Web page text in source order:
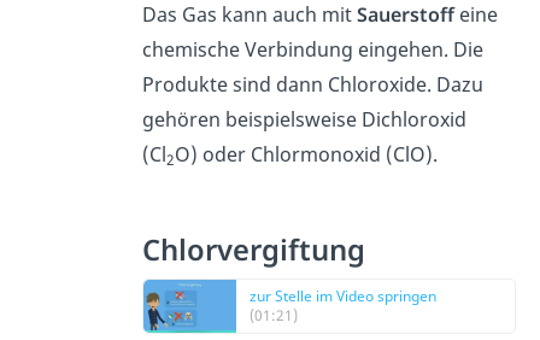
Das Gas kann auch mitSauerstoffeine
chemische Verbindung eingehen. Die
Produkte sind dann Chloroxide. Dazu
gehören beispielsweise Dichloroxid
(Cl2O) oder Chlormonoxid (ClO).
Chlorvergiftung
zur Stelle im Video springen
(01:21)